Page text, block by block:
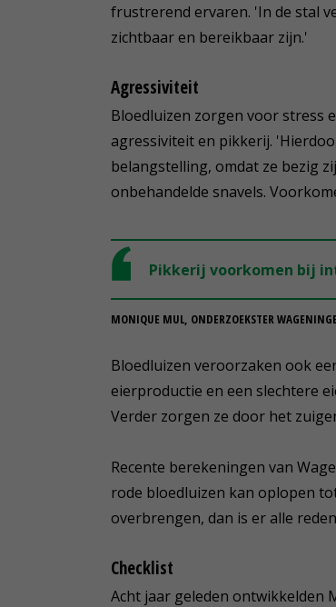
frustrerend ervaren. 'In de stal
zichtbaar en bereikbaar zijn.'
Agressiviteit
Bloedluizen zorgen voor stress
agressiviteit en pikkerij.
belangstelling, omdat ze bezig
onbehandelde snavels.
Pikkerij voorkomen bij
MONIQUE MUL, ONDERZOEKSTER
Bloedluizen veroorzaken ook
eierproductie en een slechtere
Verder zorgen ze door het
Recente berekeningen van
rode bloedluizen kan oplopen
overbrengen, dan is er alle
Checklist
Acht jaar geleden ontwikkelden